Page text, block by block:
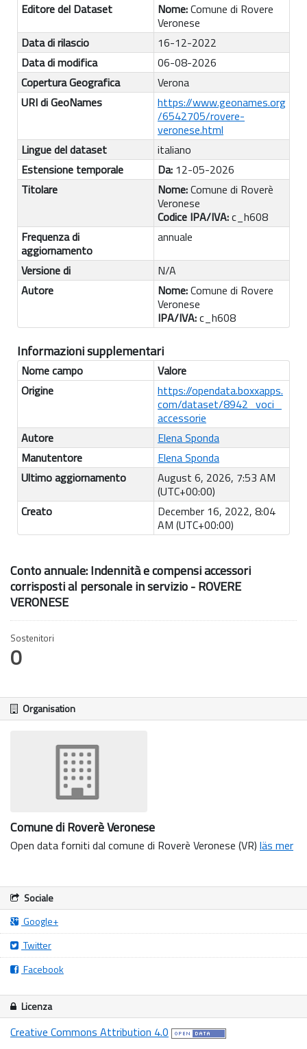
Editore del Dataset
Nome:Comune di Rovere
Veronese
Data di rilascio
16-12-2022
Data di modifica
06-08-2026
Copertura Geografica
Verona
URI di GeoNames
https://www.geonames.org
/6542705/rovere-
veronese.html
Lingue del dataset
italiano
Estensione temporale
Da: 12-05-2026
Titolare
Nome:Comune di Roverè
Veronese
Codice IPA/IVA:c_h608
Frequenza di
aggiornamento
annuale
Versione di
N/A
Autore
Nome:Comune di Rovere
Veronese
IPA/IVA:c_h608
Informazioni supplementari
Nome campo
Valore
Origine
https://opendata.boxxapps.
com/dataset/8942_voci_
accessorie
Autore
Elena Sponda
Manutentore
Elena Sponda
Ultimo aggiornamento
August 6, 2026, 7:53 AM
(UTC+00:00)
Creato
December 16, 2022, 8:04
AM (UTC+00:00)
Conto annuale: Indennità e compensi accessori
corrisposti al personale in servizio - ROVERE
VERONESE
Sostenitori
0
Organisation
Comune di Roverè Veronese
Open data forniti dal comune di Roverè Veronese (VR) läs mer
Sociale
Google+
Twitter
Facebook
Licenza
Creative Commons Attribution 4.0